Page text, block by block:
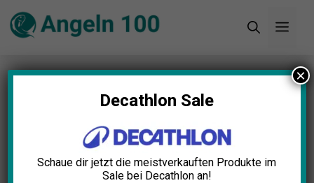
Zum
Inhalt
Startseite»Blog»11+ tolle Angel Geschenk
Decathlon Sale
Schaue dir jetzt die meistverkauften Produkte im
Sale bei Decathlon an!
×